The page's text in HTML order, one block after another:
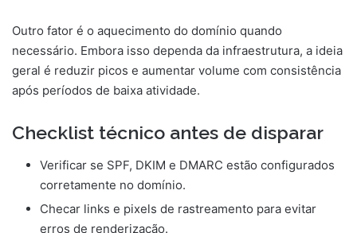
Outro fator é o aquecimento do domínio quando
necessário. Embora isso dependa da infraestrutura, a ideia
geral é reduzir picos e aumentar volume com consistência
após períodos de baixa atividade.
Checklist técnico antes de disparar
Verificar se SPF, DKIM e DMARC estão configurados
corretamente no domínio.
Checar links e pixels de rastreamento para evitar
erros de renderização.